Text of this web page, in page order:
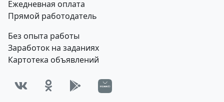
Ежедневная оплата
Прямой работодатель
Без опыта работы
Заработок на заданиях
Картотека объявлений